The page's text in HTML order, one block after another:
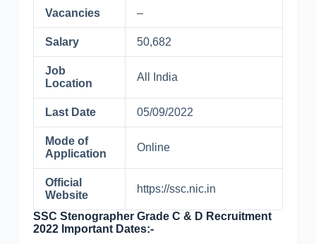
Vacancies –
Salary 50,682
Job
Location
All India
Last Date 05/09/2022
Mode of
Application
Online
Official
Website
https://ssc.nic.in
SSC Stenographer Grade C & D Recruitment
2022 Important Dates:-